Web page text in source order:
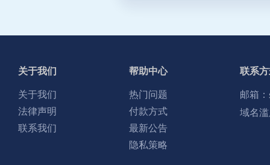
关于我们
关于我们
法律声明
联系我们
帮助中心
热门问题
付款方式
最新公告
隐私策略
联系
邮箱：
域名